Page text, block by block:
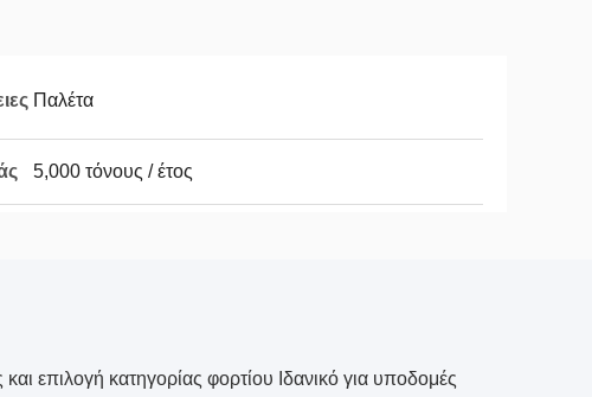
Παλέτα
5,000 τόνους / έτος
επιλογή κατηγορίας φορτίου Ιδανικό για υποδομές